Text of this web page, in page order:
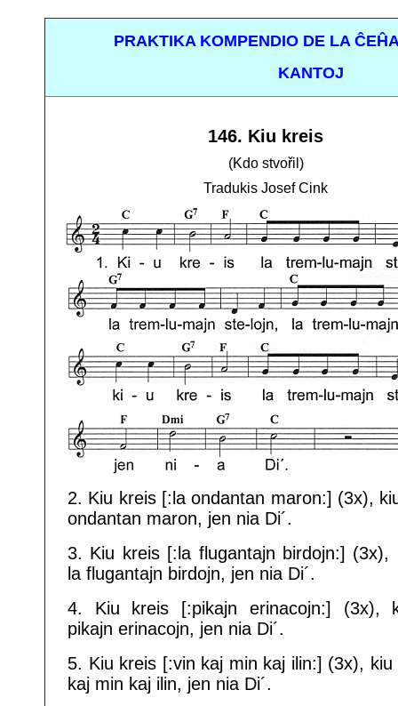
PRAKTIKA KOMPENDIO DE LA
KANTOJ
146. Kiu kreis
(Kdo stvořil)
Tradukis Josef Cink
2. Kiu kreis [:la ondantan maron:] (3x),
ondantan maron, jen nia Di´.
3. Kiu kreis [:la flugantajn birdojn:] (3x),
la flugantajn birdojn, jen nia Di´.
4. Kiu kreis [:pikajn erinacojn:] (3x),
pikajn erinacojn, jen nia Di´.
5. Kiu kreis [:vin kaj min kaj ilin:] (3x), kiu
kaj min kaj ilin, jen nia Di´.